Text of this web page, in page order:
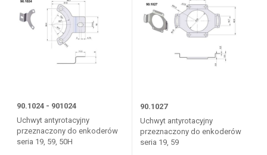
90.1024 - 901024
Uchwyt antyrotacyjny
przeznaczony do enkoderów
seria 19, 59, 50H
90.1027
Uchwyt antyrotacyjny
przeznaczony do enkoderów
seria 19, 59